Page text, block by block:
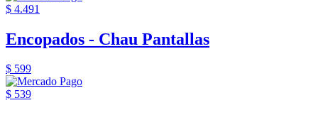
$ 4.491
Encopados - Chau Pantallas
$ 599
$ 539